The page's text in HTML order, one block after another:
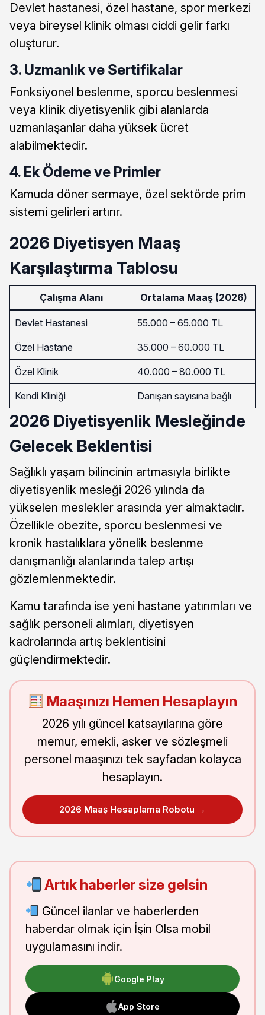
Devlet hastanesi, özel hastane, spor merkezi
veya bireysel klinik olması ciddi gelir farkı
oluşturur.
3. Uzmanlık ve Sertifikalar
Fonksiyonel beslenme, sporcu beslenmesi
veya klinik diyetisyenlik gibi alanlarda
uzmanlaşanlar daha yüksek ücret
alabilmektedir.
4. Ek Ödeme ve Primler
Kamuda döner sermaye, özel sektörde prim
sistemi gelirleri artırır.
2026 Diyetisyen Maaş
Karşılaştırma Tablosu
Çalışma Alanı Ortalama Maaş (2026)
Devlet Hastanesi 55.000 – 65.000 TL
Özel Hastane 35.000 – 60.000 TL
Özel Klinik 40.000 – 80.000 TL
Kendi Kliniği Danışan sayısına bağlı
2026 Diyetisyenlik Mesleğinde
Gelecek Beklentisi
Sağlıklı yaşam bilincinin artmasıyla birlikte
diyetisyenlik mesleği 2026 yılında da
yükselen meslekler arasında yer almaktadır.
Özellikle obezite, sporcu beslenmesi ve
kronik hastalıklara yönelik beslenme
danışmanlığı alanlarında talep artışı
gözlemlenmektedir.
Kamu tarafında ise yeni hastane yatırımları ve
sağlık personeli alımları, diyetisyen
kadrolarında artış beklentisini
güçlendirmektedir.
Maaşınızı Hemen Hesaplayın
2026 yılı güncel katsayılarına göre
memur, emekli, asker ve sözleşmeli
personel maaşınızı tek sayfadan kolayca
hesaplayın.
2026 Maaş Hesaplama Robotu →
Artık haberler size gelsin
Güncel ilanlar ve haberlerden
haberdar olmak için İşin Olsa mobil
uygulamasını indir.
Google Play
App Store